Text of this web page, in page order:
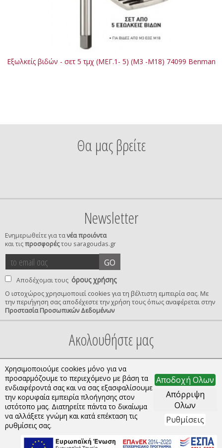
Εξωλκείς βιδών - σετ 5 τμχ (MΕΓ.1- 5) (Μ3 -Μ18) 74099 Benman
Θα μας βρείτε
Newsletter
Ενημερωθείτε για τανέα προιόντα
και τιςπροσφορέςτου saragoudas.gr
το
email
σας
GO
Αποδέχομαι τους όρους χρήσης
Ο ιστοχώρος χρησιμοποιεί cookies για τη βέλτιστη εμπειρία σας. Με
την περιήγηση σας αποδέχεστε την χρήση τους όπως αναφέρεται στην
Προστασία Προσωπικών Δεδομένων
confirmation
Ακολουθήστε μας
Copyright © 2026 saragoudas.gr. All rights reserved.
Χρησιμοποιούμε cookies μόνο για να
προσαρμόζουμε το περιεχόμενο με βάση τα
ενδιαφέροντά σας και να σας εξασφαλίσουμε
την κορυφαία εμπειρία πλοήγησης στον
ιστότοπο μας. Διατηρείτε πάντα το δικαίωμα
να αλλάξετε γνώμη και κατά επέκταση τις
ρυθμίσεις σας.
Αποδοχή Ολων
Απόρριψη
Ολων
Ρυθμίσεις